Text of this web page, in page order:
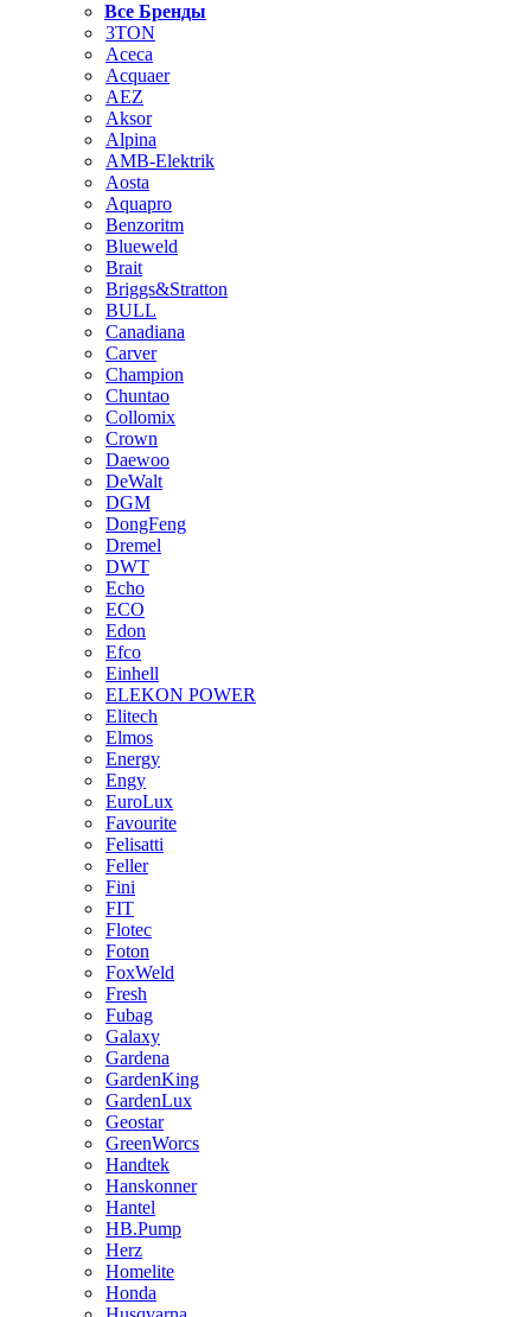
Все Бренды
3TON
Aceca
Acquaer
AEZ
Aksor
Alpina
AMB-Elektrik
Aosta
Aquapro
Benzoritm
Blueweld
Brait
Briggs&Stratton
BULL
Canadiana
Carver
Champion
Chuntao
Collomix
Crown
Daewoo
DeWalt
DGM
DongFeng
Dremel
DWT
Echo
ECO
Edon
Efco
Einhell
ELEKON POWER
Elitech
Elmos
Energy
Engy
EuroLux
Favourite
Felisatti
Feller
Fini
FIT
Flotec
Foton
FoxWeld
Fresh
Fubag
Galaxy
Gardena
GardenKing
GardenLux
Geostar
GreenWorcs
Handtek
Hanskonner
Hantel
HB.Pump
Herz
Homelite
Honda